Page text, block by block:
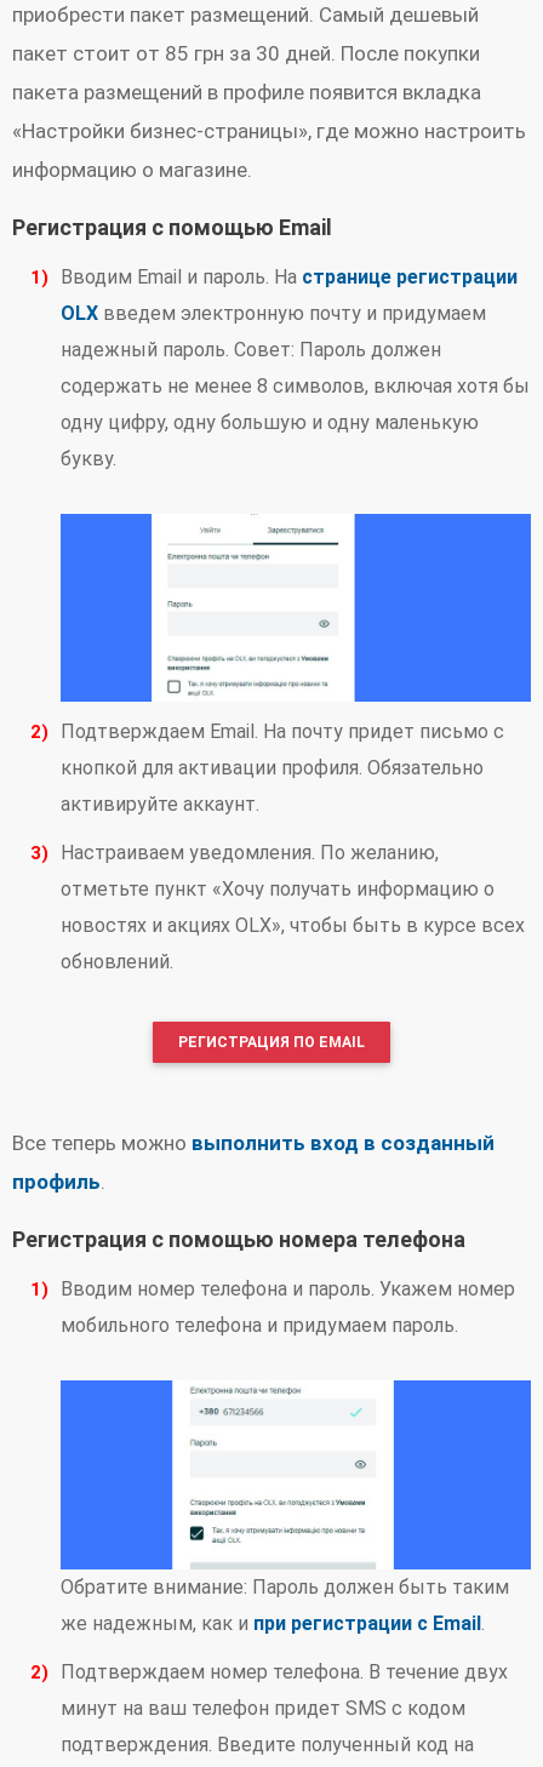
приобрести пакет размещений. Самый дешевый
пакет стоит от 85 грн за 30 дней. После покупки
пакета размещений в профиле появится вкладка
«Настройки бизнес-страницы», где можно настроить
информацию о магазине.
Регистрация с помощью Email
Вводим Email и пароль. На странице регистрации
OLX введем электронную почту и придумаем
надежный пароль. Совет: Пароль должен
содержать не менее 8 символов, включая хотя бы
одну цифру, одну большую и одну маленькую
букву.
Подтверждаем Email. На почту придет письмо с
кнопкой для активации профиля. Обязательно
активируйте аккаунт.
Настраиваем уведомления. По желанию,
отметьте пункт «Хочу получать информацию о
новостях и акциях OLX», чтобы быть в курсе всех
обновлений.
РЕГИСТРАЦИЯ ПО EMAIL
Все теперь можно выполнить вход в созданный
профиль.
Регистрация с помощью номера телефона
Вводим номер телефона и пароль. Укажем номер
мобильного телефона и придумаем пароль.
Обратите внимание: Пароль должен быть таким
же надежным, как и при регистрации с Email
Подтверждаем номер телефона. В течение двух
минут на ваш телефон придет SMS с кодом
подтверждения. Введите полученный код на